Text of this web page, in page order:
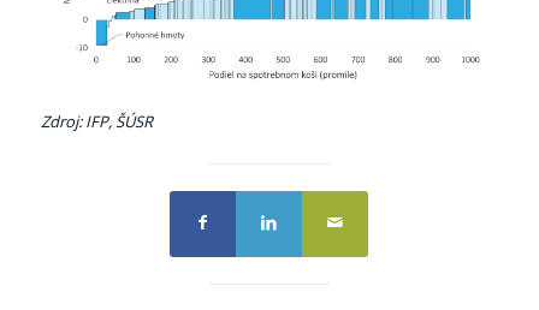
Zdroj: IFP, ŠÚSR